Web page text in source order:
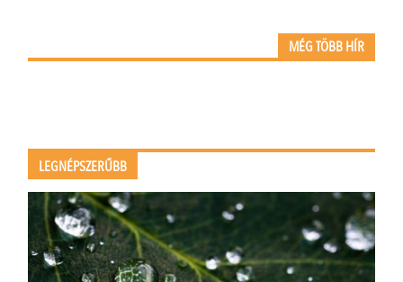
MÉG TÖBB HÍR
LEGNÉPSZERŰBB